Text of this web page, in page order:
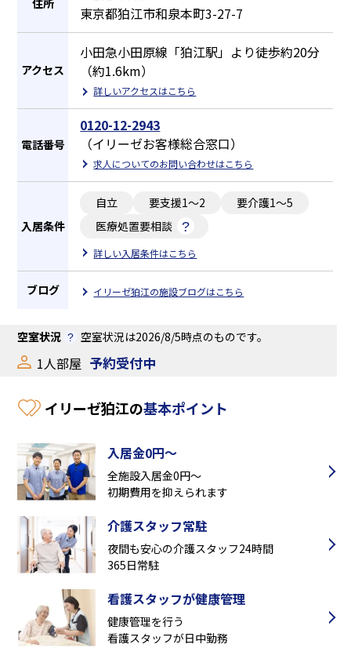
東京都狛江市和泉本町3-27-7
アクセス
小田急小田原線「狛江駅」より徒歩約20分
（約1.6km）
詳しいアクセスはこちら
電話番号
0120-12-2943
（イリーゼお客様総合窓口）
求人についてのお問い合わせはこちら
入居条件
自立 要支援1～2
要介護1～5
医療処置要相談
詳しい入居条件はこちら
ブログ イリーゼ狛江の施設ブログはこちら
空室状況 空室状況は2026/8/5時点のものです。
1人部屋 予約受付中
イリーゼ狛江の基本ポイント
入居金0円～
全施設入居金0円～
初期費用を抑えられます
介護スタッフ常駐
夜間も安心の介護スタッフ24時間
365日常駐
看護スタッフが健康管理
健康管理を行う
看護スタッフが日中勤務